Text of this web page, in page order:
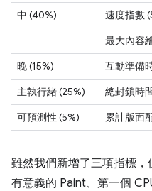
中 (40%)
速度指數
最大內容
晚 (15%)
互動準備
主執行緒 (25%)
總封鎖時
可預測性 (5%)
累計版面
雖然我們新增了三項指標
有意義的 Paint、第一個